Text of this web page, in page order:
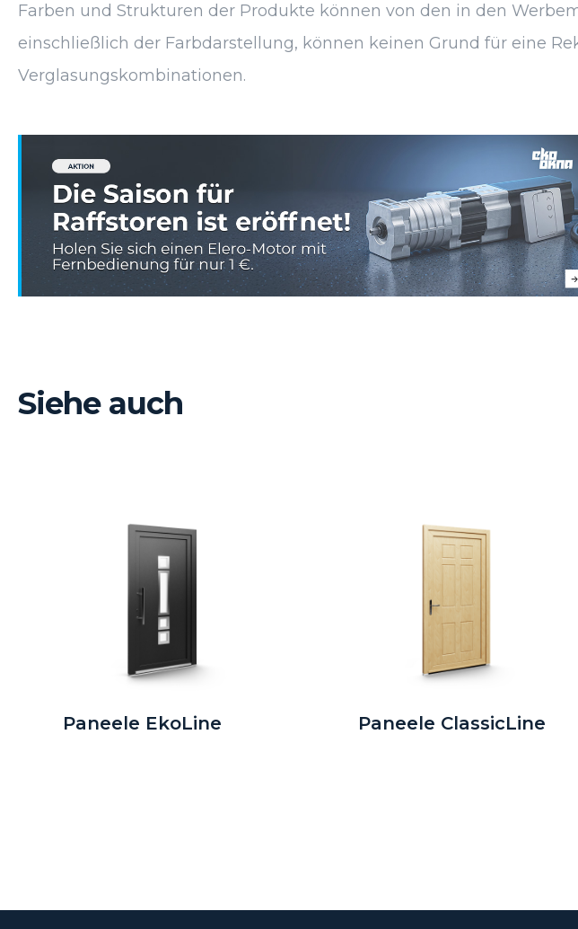
Farben und Strukturen der Produkte können von den in den
einschließlich der Farbdarstellung, können keinen Grund für eine
Verglasungskombinationen.
Siehe auch
Paneele EkoLine Paneele ClassicLine